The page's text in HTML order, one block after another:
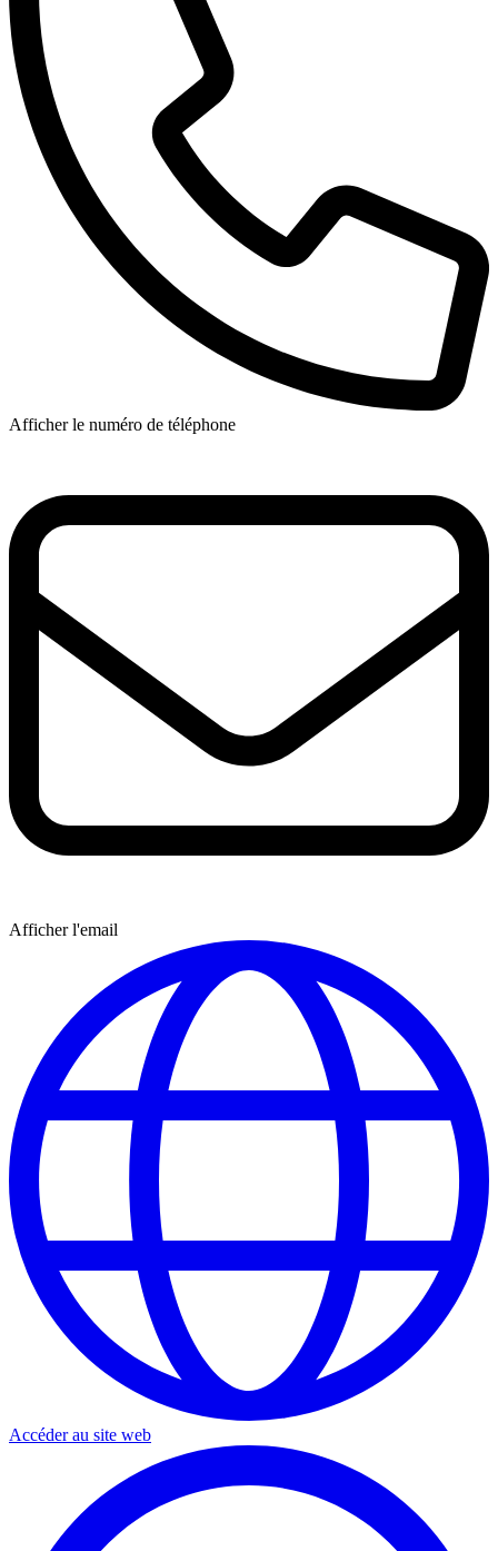
Afficher le numéro de téléphone
Afficher l'email
Accéder au site web